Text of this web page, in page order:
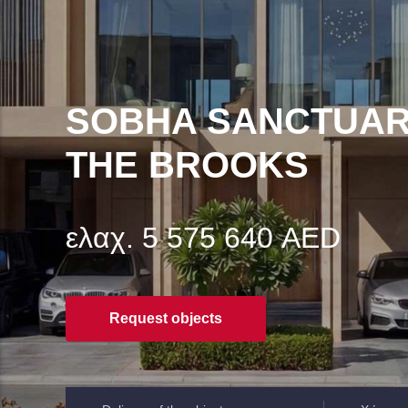
SOBHA
THE BROOKS
ελαχ. 5 575 640 AED
Request objects